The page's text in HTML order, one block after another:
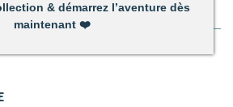
& démarrez l’aventure dès
maintenant❤️